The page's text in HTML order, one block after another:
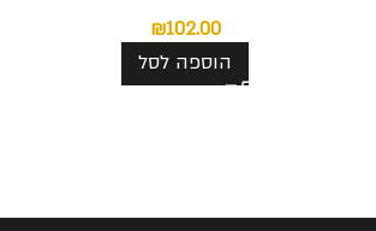
₪102.00
הוספה לסל